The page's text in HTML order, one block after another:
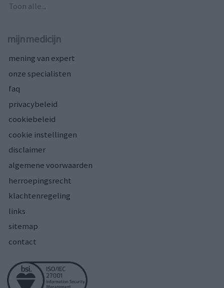
Toon alle...
mijnmedicijn
mening van expert
onze specialisten
faq
privacybeleid
cookiebeleid
cookie instellingen
disclaimer
algemene voorwaarden
herroepingsrecht
klachtenregeling
links
sitemap
contact